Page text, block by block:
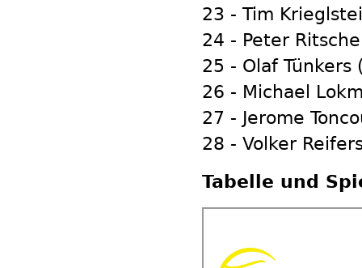
23 - Tim
24 - Peter
25 - Olaf Tünkers
26 - Michael
27 - Jerome
28 - Volker
Tabelle und